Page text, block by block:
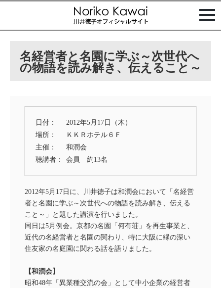
t
o
名経営者と名園に学ぶ～次世代へ
の物語を読み解き、伝えること～
日付：
2012年5月17日（木）
場所：
ＫＫＲホテル６Ｆ
主催：
和潤会
聴講者：
会員 約13名
2012年5月17日に、川井徳子は和潤会において「名経営
者と名園に学ぶ～次世代への物語を読み解き、伝える
こと～」と題した講演を行いました。
同日は5月例会。京都の名園「何有荘」を再生事業と、
近代の名経営者と名園の関わり、特に大阪に縁の深い
住友家の名庭園に関わる話を語りました。
【和潤会】
昭和48年「異業種交流の会」として中小企業の経営者